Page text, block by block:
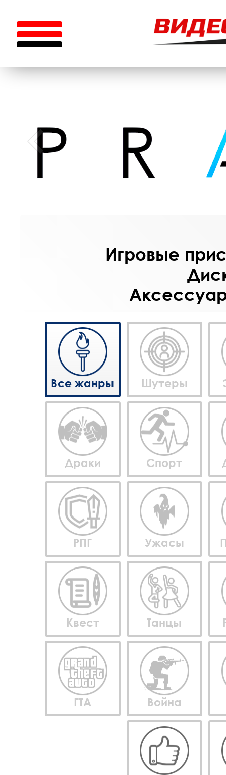
Игровые
Все жанры Шутеры
Драки Спорт
РПГ Ужасы
Квест Танцы
ГТА Война